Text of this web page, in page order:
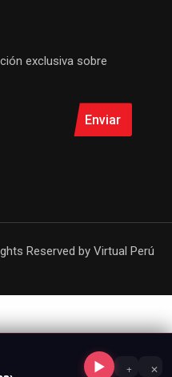
exclusiva sobre
Enviar
Reserved by Virtual Perú
▶ + ✕